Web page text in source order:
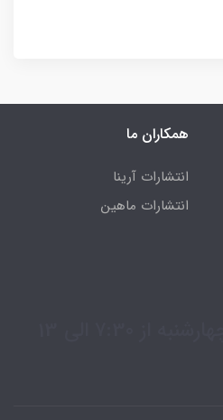
همکاران ما
انتشارات آرینا
انتشارات ماهین